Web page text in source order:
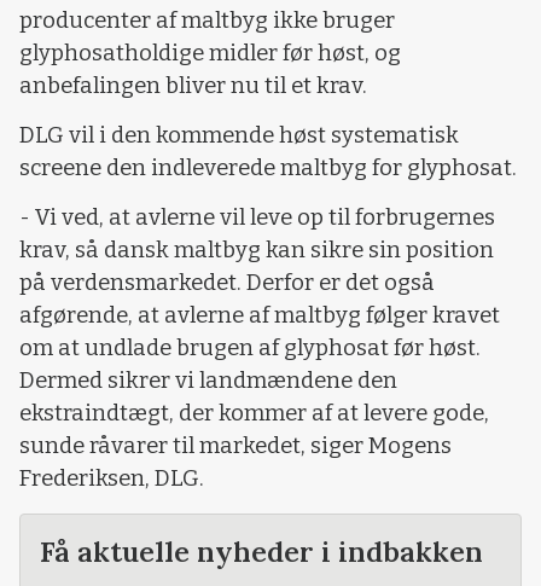
producenter af maltbyg ikke bruger
glyphosatholdige midler før høst, og
anbefalingen bliver nu til et krav.
DLG vil i den kommende høst systematisk
screene den indleverede maltbyg for glyphosat.
- Vi ved, at avlerne vil leve op til forbrugernes
krav, så dansk maltbyg kan sikre sin position
på verdensmarkedet. Derfor er det også
afgørende, at avlerne af maltbyg følger kravet
om at undlade brugen af glyphosat før høst.
Dermed sikrer vi landmændene den
ekstraindtægt, der kommer af at levere gode,
sunde råvarer til markedet, siger Mogens
Frederiksen, DLG.
Få aktuelle nyheder i indbakken